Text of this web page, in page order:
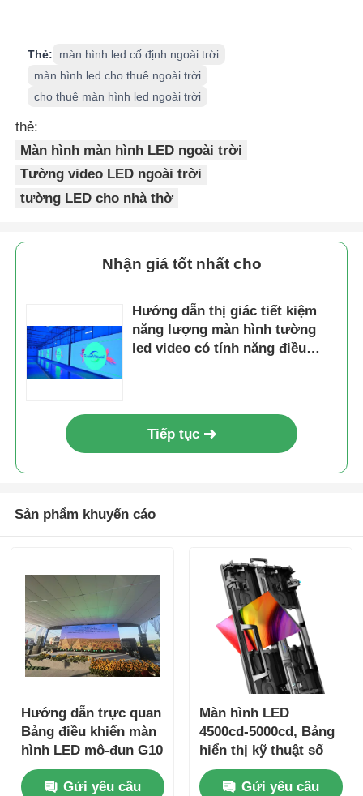
Thẻ:
màn hình led cố định ngoài trời
màn hình led cho thuê ngoài trời
cho thuê màn hình led ngoài trời
thẻ:
Màn hình màn hình LED ngoài trời
Tường video LED ngoài trời
tường LED cho nhà thờ
Nhận giá tốt nhất cho
Hướng dẫn thị giác tiết kiệm
năng lượng màn hình tường
led video có tính năng điều
Tiếp tục
Sản phẩm khuyến cáo
Hướng dẫn trực quan
Bảng điều khiển màn
hình LED mô-đun G10
Màn hình LED tùy
chỉnh cho sử dụng
Gửi yêu cầu
Màn hình LED
4500cd-5000cd, Bảng
hiển thị kỹ thuật số
cho quảng cáo ngoài
trời
Gửi yêu cầu